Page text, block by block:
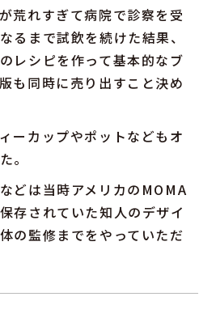
荒れすぎて病院で診察を受
るまで試飲を続けた結果、
レシピを作って基本的なブ
も同時に売り出すこと決め
ーカップやポットなどもオ
。
どは当時アメリカのMOMA
存されていた知人のデザイ
の監修までをやっていただ